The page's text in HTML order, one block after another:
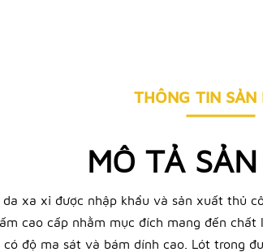
THÔNG TIN SẢN
MÔ TẢ
xa xỉ được nhập khẩu và sản xuất thủ
cao cấp nhằm mục đích mang đến
độ ma sát và bám dính cao. Lót trong